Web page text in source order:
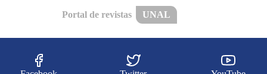
Portal de revistas UNAL